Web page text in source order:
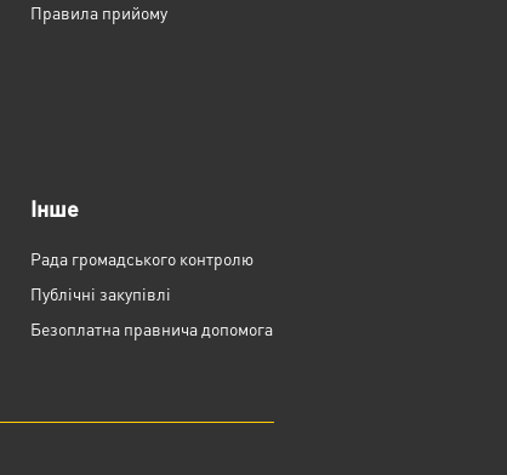
Правила прийому
Інше
Рада громадського контролю
Публічні закупівлі
Безоплатна правнича допомога